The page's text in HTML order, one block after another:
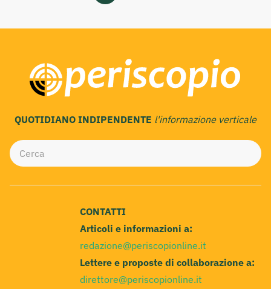
QUOTIDIANO INDIPENDENTE l'informazione verticale
CONTATTI
Articoli e informazioni a:
redazione@periscopionline.it
Lettere e proposte di collaborazione a:
direttore@periscopionline.it